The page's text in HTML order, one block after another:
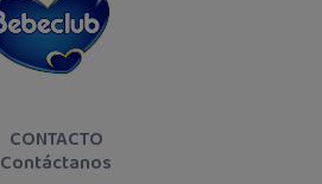
CONTACTO
Contáctanos